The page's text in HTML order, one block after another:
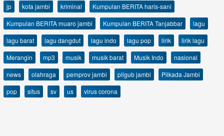
jp
kota jambi kriminal
Kumpulan BERITA haris-sani
Kumpulan BERITA muaro jambi
Kumpulan BERITA Tanjabbar
lagu
lagu barat
lagu dangdut lagu indo lagu pop lirik
lirik lagu
Merangin
mp3 musik musik barat Musik Indo
nasional
news
olahraga pemprov jambi pilgub jambi
Pilkada Jambi
pop
situs sv us virus corona